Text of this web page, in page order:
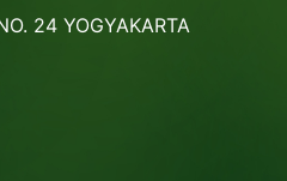
24 YOGYAKARTA